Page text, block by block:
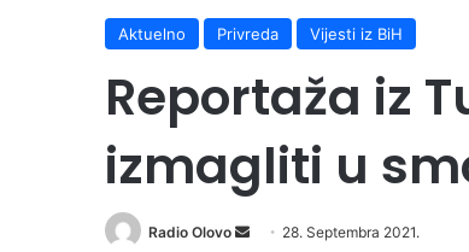
Aktuelno Privreda Vijesti iz BiH
Reportaža iz
izmagliti u
Radio Olovo
Send 28. Septembra 2021.